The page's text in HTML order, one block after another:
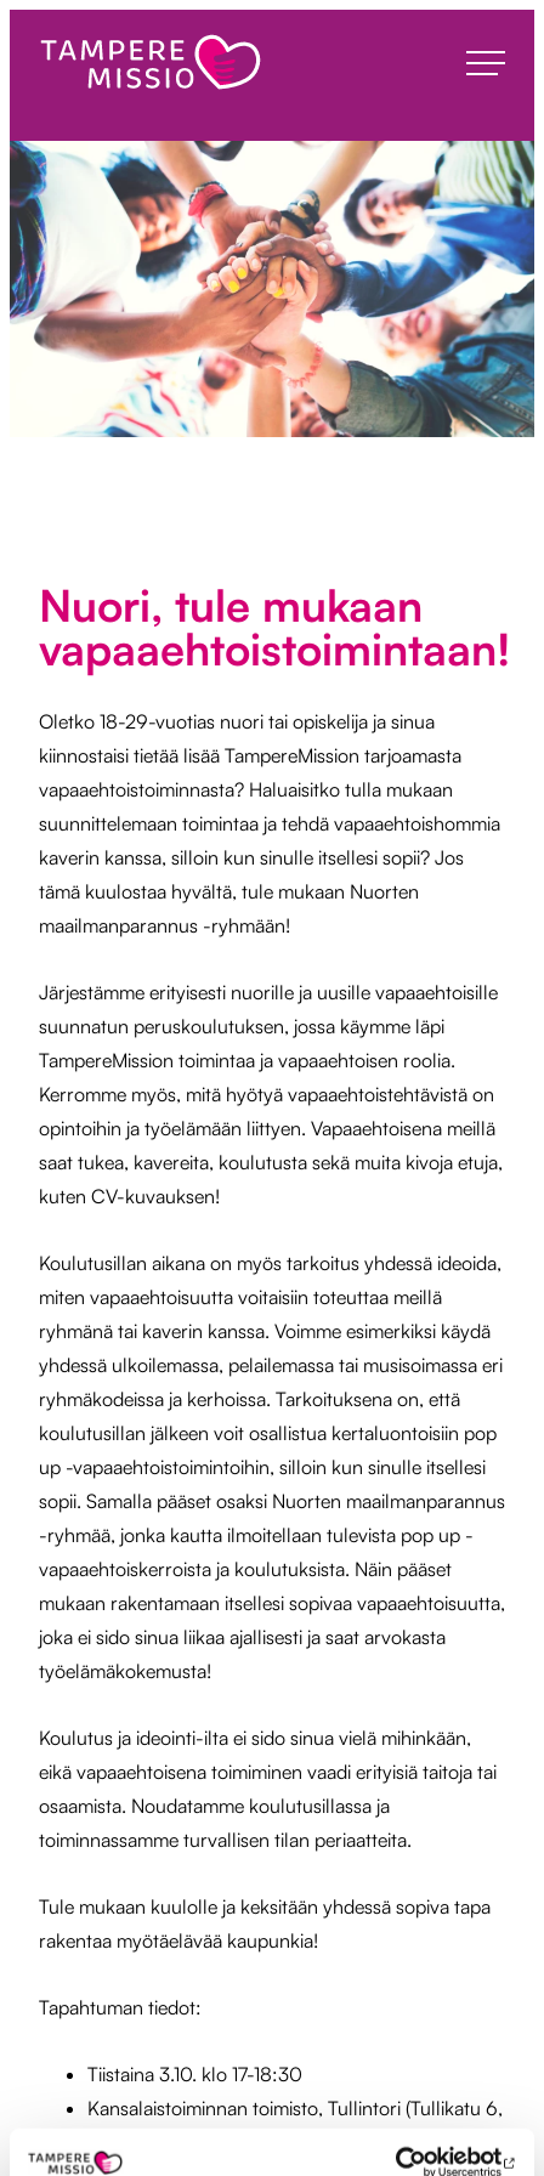
suoraan
sisältöön
TampereMissio
Nuori, tule mukaan
vapaaehtoistoimintaan!
Oletko 18-29-vuotias nuori tai opiskelija ja sinua
kiinnostaisi tietää lisää TampereMission tarjoamasta
vapaaehtoistoiminnasta? Haluaisitko tulla mukaan
suunnittelemaan toimintaa ja tehdä vapaaehtoishommia
kaverin kanssa, silloin kun sinulle itsellesi sopii? Jos
tämä kuulostaa hyvältä, tule mukaan Nuorten
maailmanparannus -ryhmään!
Järjestämme erityisesti nuorille ja uusille vapaaehtoisille
suunnatun peruskoulutuksen, jossa käymme läpi
TampereMission toimintaa ja vapaaehtoisen roolia.
Kerromme myös, mitä hyötyä vapaaehtoistehtävistä on
opintoihin ja työelämään liittyen. Vapaaehtoisena meillä
saat tukea, kavereita, koulutusta sekä muita kivoja etuja,
kuten CV-kuvauksen!
Koulutusillan aikana on myös tarkoitus yhdessä ideoida,
miten vapaaehtoisuutta voitaisiin toteuttaa meillä
ryhmänä tai kaverin kanssa. Voimme esimerkiksi käydä
yhdessä ulkoilemassa, pelailemassa tai musisoimassa eri
ryhmäkodeissa ja kerhoissa. Tarkoituksena on, että
koulutusillan jälkeen voit osallistua kertaluontoisiin pop
up -vapaaehtoistoimintoihin, silloin kun sinulle itsellesi
sopii. Samalla pääset osaksi Nuorten maailmanparannus
-ryhmää, jonka kautta ilmoitellaan tulevista pop up -
vapaaehtoiskerroista ja koulutuksista. Näin pääset
mukaan rakentamaan itsellesi sopivaa vapaaehtoisuutta,
joka ei sido sinua liikaa ajallisesti ja saat arvokasta
työelämäkokemusta!
Koulutus ja ideointi-ilta ei sido sinua vielä mihinkään,
eikä vapaaehtoisena toimiminen vaadi erityisiä taitoja tai
osaamista. Noudatamme koulutusillassa ja
toiminnassamme turvallisen tilan periaatteita.
Tule mukaan kuulolle ja keksitään yhdessä sopiva tapa
rakentaa myötäelävää kaupunkia!
Tapahtuman tiedot:
Tiistaina 3.10. klo 17-18:30
Kansalaistoiminnan toimisto, Tullintori (Tullikatu 6,